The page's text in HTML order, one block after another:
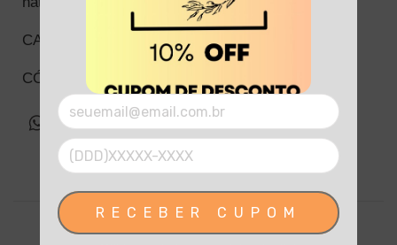
RECEBER CUPOM
CADA VELA É ÚNICA!
CÓD: